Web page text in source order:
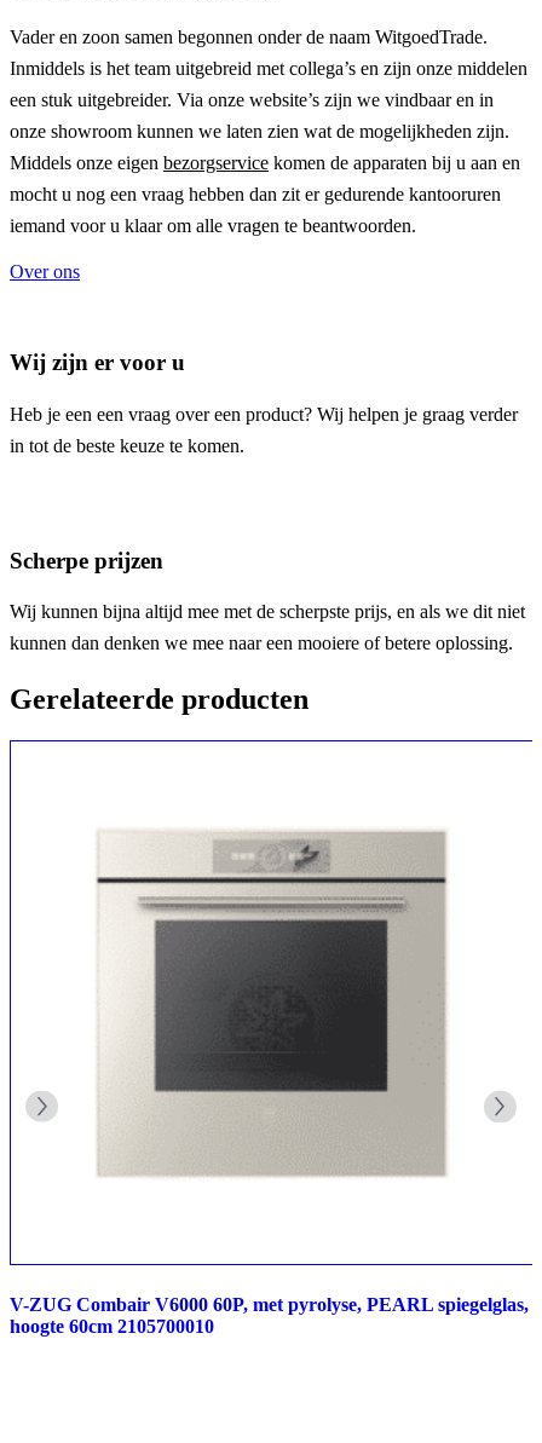
Vader en zoon samen begonnen onder de naam WitgoedTrade.
Inmiddels is het team uitgebreid met collega’s en zijn onze middelen
een stuk uitgebreider. Via onze website’s zijn we vindbaar en in
onze showroom kunnen we laten zien wat de mogelijkheden zijn.
Middels onze eigen bezorgservice komen de apparaten bij u aan en
mocht u nog een vraag hebben dan zit er gedurende kantooruren
iemand voor u klaar om alle vragen te beantwoorden.
Over ons
Wij zijn er voor u
Heb je een een vraag over een product? Wij helpen je graag verder
in tot de beste keuze te komen.
Scherpe prijzen
Wij kunnen bijna altijd mee met de scherpste prijs, en als we dit niet
kunnen dan denken we mee naar een mooiere of betere oplossing.
Gerelateerde producten
V-ZUG Combair V6000 60P, met pyrolyse, PEARL spiegelglas,
hoogte 60cm 2105700010